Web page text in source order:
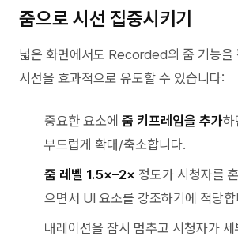
줌으로 시선 집중시키기
넓은 화면에서도 Recorded의 줌 기능을
시선을 효과적으로 유도할 수 있습니다:
중요한 요소에 줌 키프레임을 추가
부드럽게 확대/축소합니다.
줌 레벨 1.5×–2× 정도가 시청자를
으면서 UI 요소를 강조하기에 적당합
내레이션을 잠시 멈추고 시청자가 세